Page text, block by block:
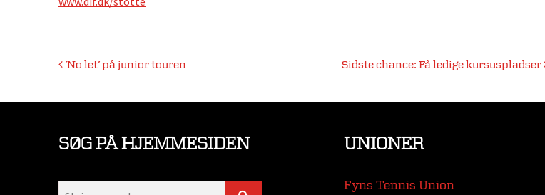
Indlægsnavigation
’No let’ på junior touren Sidste chance: Få ledige kursuspladser
SØG PÅ HJEMMESIDEN UNIONER
Fyns Tennis Union